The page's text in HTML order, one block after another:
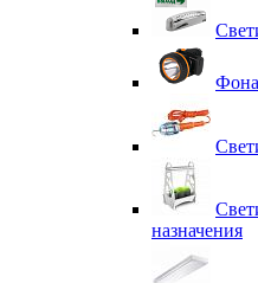
назначения